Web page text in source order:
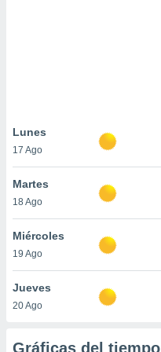
únicos
similares
como
IP
posible
traten tus
en
Para
Lunes
17 Ago
Martes
18 Ago
Miércoles
19 Ago
Jueves
20 Ago
Gráficas del tiempo